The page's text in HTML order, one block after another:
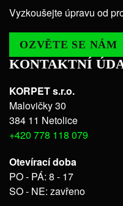
Vyzkoušejte úpravu od
OZVĚTE SE NÁM
KONTAKTNÍ
KORPET s.r.o.
Malovičky 30
384 11 Netolice
+420 778 118 079
Otevírací doba
PO - PÁ: 8 - 17
SO - NE: zavřeno